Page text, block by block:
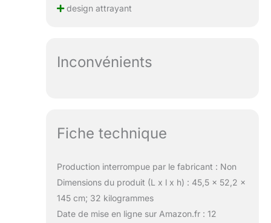
design attrayant
Inconvénients
Fiche technique
Production interrompue par le fabricant : Non
Dimensions du produit (L x l x h) : 45,5 x 52,2 x
145 cm; 32 kilogrammes
Date de mise en ligne sur Amazon.fr : 12